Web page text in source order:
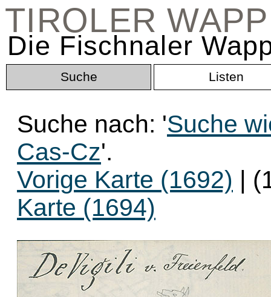
TIROLER
Die Fischnaler
Suche Listen
Suche nach: 'Suche
Cas-Cz'.
Vorige Karte (1692) |
Karte (1694)